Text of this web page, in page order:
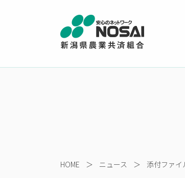
HOME ＞ ニュース ＞ 添付ファイ